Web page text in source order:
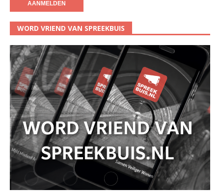
WORD VRIEND VAN SPREEKBUIS